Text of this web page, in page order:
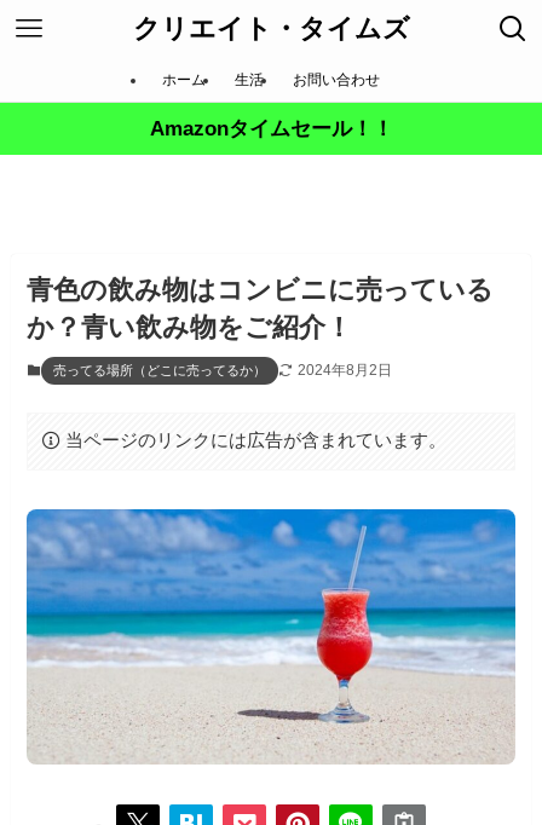
クリエイト・タイムズ
ホーム 生活 お問い合わせ
Amazonタイムセール！！
青色の飲み物はコンビニに売っている
か？青い飲み物をご紹介！
売ってる場所（どこに売ってるか） 2024年8月2日
当ページのリンクには広告が含まれています。